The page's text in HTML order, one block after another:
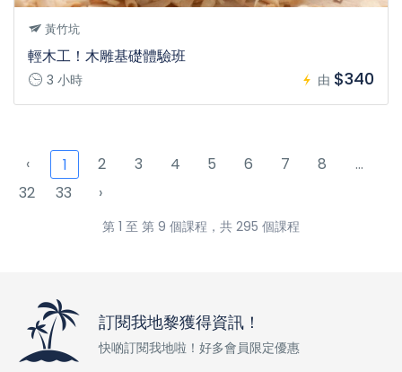
黃竹坑
輕木工！木雕基礎體驗班
3 小時 由 $340
‹ 1 2 3 4 5 6 7 8
...
32
33 ›
第 1 至 第 9 個課程，共 295 個課程
訂閱我地黎獲得資訊！
快啲訂閱我地啦！好多會員限定優惠